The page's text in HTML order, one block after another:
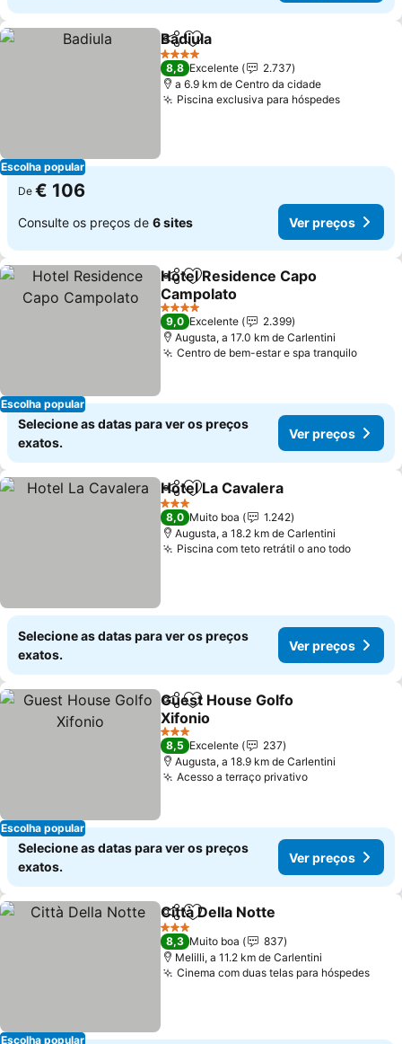
Escolha popular
PartilharAdicionar aos favoritos
Badiula
4 Estrelas
8,8 Excelente
2.737
a 6.9 km de Centro da cidade
Piscina exclusiva para hóspedes
De € 106
Consulte os preços de 6 sites Ver preços
Escolha popular
PartilharAdicionar aos favoritos
Hotel Residence Capo
Campolato
4 Estrelas
9,0 Excelente
2.399
Augusta, a 17.0 km de Carlentini
Centro de bem-estar e spa tranquilo
Selecione as datas para ver os preços
exatos.
Ver preços
PartilharAdicionar aos favoritos
Hotel La Cavalera
3 Estrelas
8,0 Muito boa
1.242
Augusta, a 18.2 km de Carlentini
Piscina com teto retrátil o ano todo
Selecione as datas para ver os preços
exatos.
Ver preços
Escolha popular
PartilharAdicionar aos favoritos
Guest House Golfo
Xifonio
3 Estrelas
8,5 Excelente
237
Augusta, a 18.9 km de Carlentini
Acesso a terraço privativo
Selecione as datas para ver os preços
exatos.
Ver preços
Escolha popular
PartilharAdicionar aos favoritos
Città Della Notte
3 Estrelas
8,3 Muito boa
837
Melilli, a 11.2 km de Carlentini
Cinema com duas telas para hóspedes